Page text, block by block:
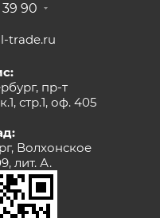
90
trade.ru
пр-т
стр.1, оф. 405
Волхонское
лит. А.